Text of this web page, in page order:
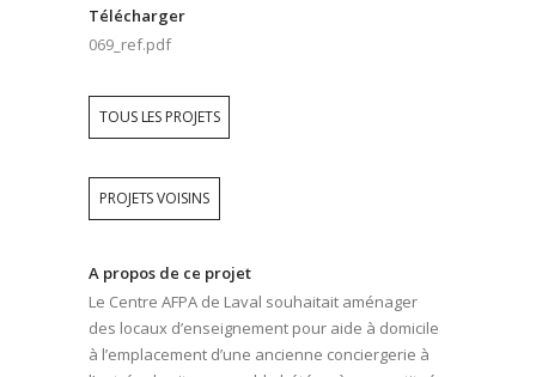
Télécharger
069_ref.pdf
TOUS LES PROJETS
PROJETS VOISINS
A propos de ce projet
Le Centre AFPA de Laval souhaitait aménager
des locaux d’enseignement pour aide à domicile
à l’emplacement d’une ancienne conciergerie à